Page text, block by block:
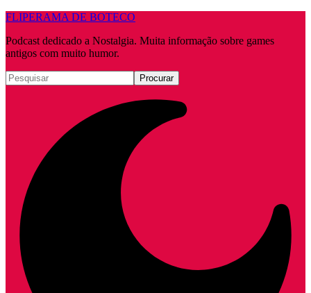
FLIPERAMA DE BOTECO
Podcast dedicado a Nostalgia. Muita informação sobre games
antigos com muito humor.